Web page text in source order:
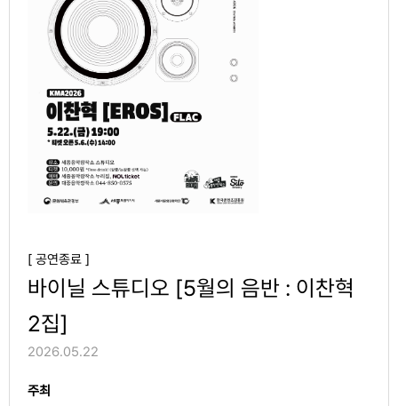
[ 공연종료 ]
바이닐 스튜디오 [5월의 음반 : 이찬혁
2집]
2026.05.22
주최